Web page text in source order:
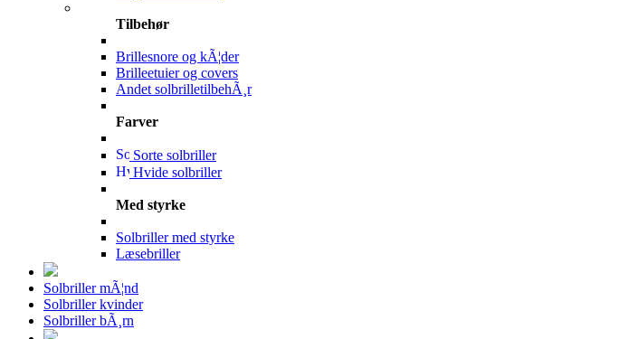
Tilbehør
Brillesnore og kÃ¦der
Brilleetuier og covers
Andet solbrilletilbehÃ¸r
Farver
Sorte solbriller
Hvide solbriller
Med styrke
Solbriller med styrke
Læsebriller
Solbriller mÃ¦nd
Solbriller kvinder
Solbriller bÃ¸rn